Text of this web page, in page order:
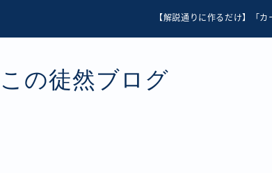
【解説通りに作るだけ】「
の徒然ブログ